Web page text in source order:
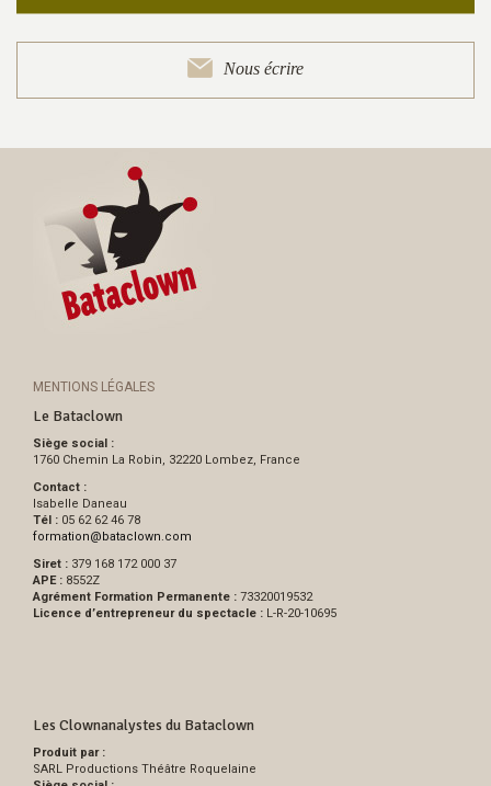
Nous écrire
MENTIONS LÉGALES
Le Bataclown
Siège social :
1760 Chemin La Robin, 32220 Lombez, France
Contact :
Isabelle Daneau
Tél : 05 62 62 46 78
formation@ bataclown.com
Siret : 379 168 172 000 37
APE : 8552Z
Agrément Formation Permanente : 73320019532
Licence d’entrepreneur du spectacle : L-R-20-10695
Les Clownanalystes du Bataclown
Produit par :
SARL Productions Théâtre Roquelaine